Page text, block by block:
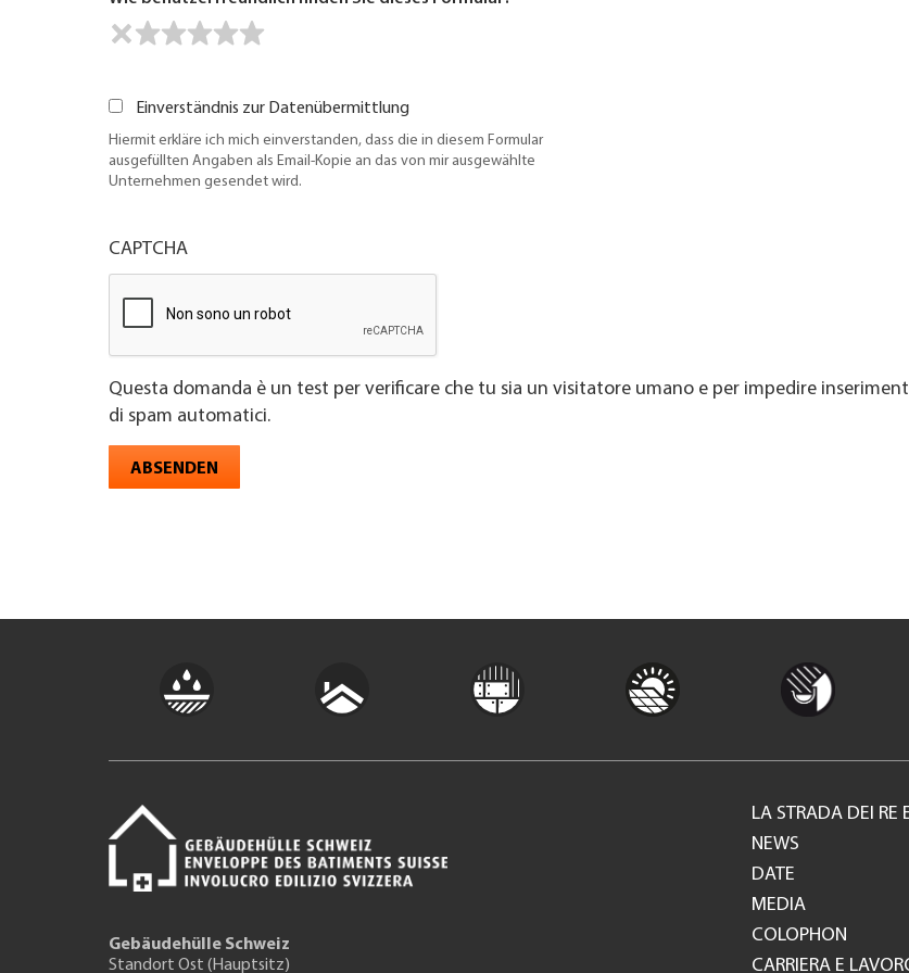
Einverständnis zur Datenübermittlung
Hiermit erkläre ich mich einverstanden, dass die in diesem Formular
ausgefüllten Angaben als Email-Kopie an das von mir ausgewählte
Unternehmen gesendet wird.
CAPTCHA
Questa domanda è un test per verificare che tu sia un visitatore umano e per impedire
di spam automatici.
ABSENDEN
Gebäudehülle Schweiz
Standort Ost (Hauptsitz)
Footer
GH
LA STRADA DEI RE
NEWS
DATE
MEDIA
COLOPHON
CARRIERA E